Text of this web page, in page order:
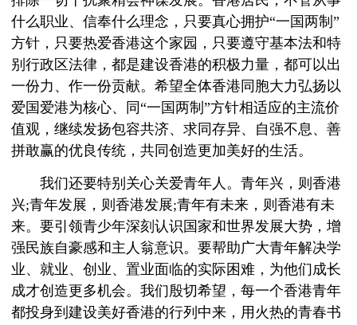
什么职业、信奉什么理念，只要真心拥护“一国两制”
方针，只要热爱香港这个家园，只要遵守基本法和特
别行政区法律，都是建设香港的积极力量，都可以出
一份力、作一份贡献。希望全体香港同胞大力弘扬以
爱国爱港为核心、同“一国两制”方针相适应的主流价
值观，继续发扬包容共济、求同存异、自强不息、善
拼敢赢的优良传统，共同创造更加美好的生活。
我们还要特别关心关爱青年人。青年兴，则香港
兴;青年发展，则香港发展;青年有未来，则香港有未
来。要引领青少年深刻认识国家和世界发展大势，增
强民族自豪感和主人翁意识。要帮助广大青年解决学
业、就业、创业、置业面临的实际困难，为他们成长
成才创造更多机会。我们殷切希望，每一个香港青年
都投身到建设美好香港的行列中来，用火热的青春书